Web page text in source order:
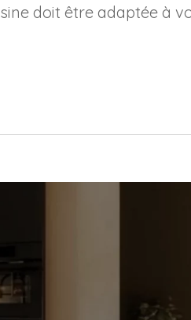
doit être adaptée à